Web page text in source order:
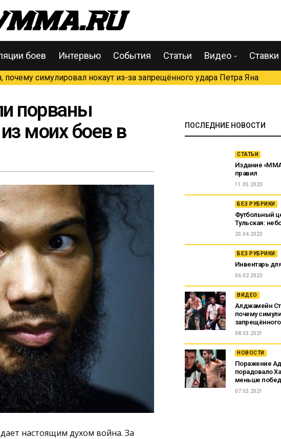
боев Интервью События Статьи Видео Ставки
симулировал нокаут из-за запрещённого удара Петра Яна
порваны
моих боев в
настоящим духом война. За
ПОСЛЕДНИЕ НОВОСТИ
СТАТЬИ
Издание «ММА
правил
11.05.2023
БЕЗ РУБРИКИ
Футбольный
Тульская:
20.04.2023
БЕЗ РУБРИКИ
Инвентарь
06.02.2023
ВИДЕО
Алджамейн
почему
08.03.2021
НОВОСТИ
Поражение
порадовало
меньше
07.03.2021